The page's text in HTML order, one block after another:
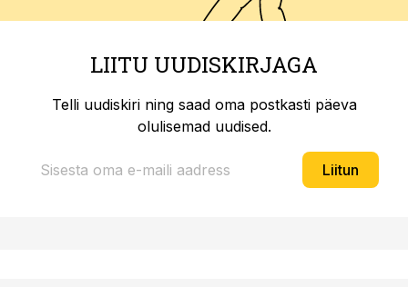
LIITU UUDISKIRJAGA
Telli uudiskiri ning saad oma postkasti päeva
olulisemad uudised.
Liitun